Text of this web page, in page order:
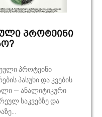
პროტეინი
პროტეინი
პასუხი და კვების
— ანალიტიკური